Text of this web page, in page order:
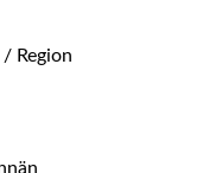
Region